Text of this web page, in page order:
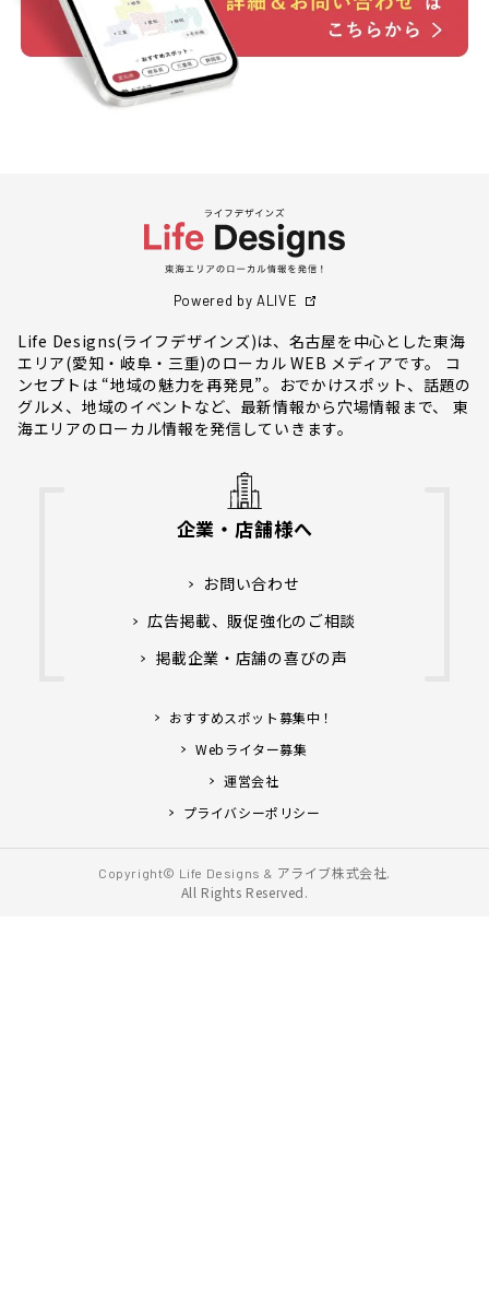
Powered by ALIVE
Life Designs(ライフデザインズ)は、名古屋を中心とした東海
エリア(愛知・岐阜・三重)のローカル WEB メディアです。 コ
ンセプトは “地域の魅力を再発見”。おでかけスポット、話題の
グルメ、地域のイベントなど、最新情報から穴場情報まで、 東
海エリアのローカル情報を発信していきます。
企業・店舗様へ
お問い合わせ
広告掲載、販促強化のご相談
掲載企業・店舗の喜びの声
おすすめスポット募集中！
Webライター募集
運営会社
プライバシーポリシー
Copyright© Life Designs & アライブ株式会社.
All Rights Reserved.